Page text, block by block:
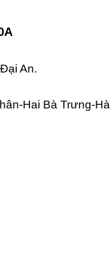
An.
Hai Bà Trưng-Hà